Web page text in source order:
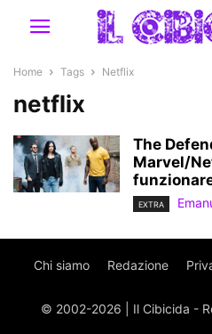
Home Tags Netflix
netflix
The
Marvel/
EXTRA
Chi siamo Redazione
© 2002-2026 | Il Cibicida -